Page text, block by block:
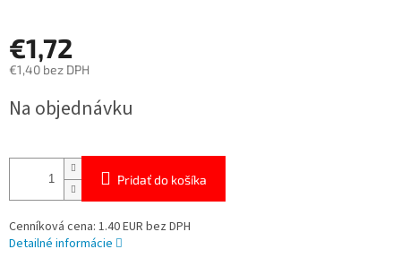
€1,72
€1,40 bez DPH
cena:
Na objednávku
Pridať do košíka
Cenníková cena: 1.40 EUR bez DPH
Detailné informácie